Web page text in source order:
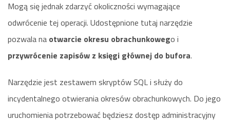
Mogą się jednak zdarzyć okoliczności wymagające
odwrócenie tej operacji. Udostępnione tutaj narzędzie
pozwala na otwarcie okresu obrachunkowego i
przywrócenie zapisów z księgi głównej do bufora.
Narzędzie jest zestawem skryptów SQL i służy do
incydentalnego otwierania okresów obrachunkowych. Do jego
uruchomienia potrzebować będziesz dostęp administracyjny